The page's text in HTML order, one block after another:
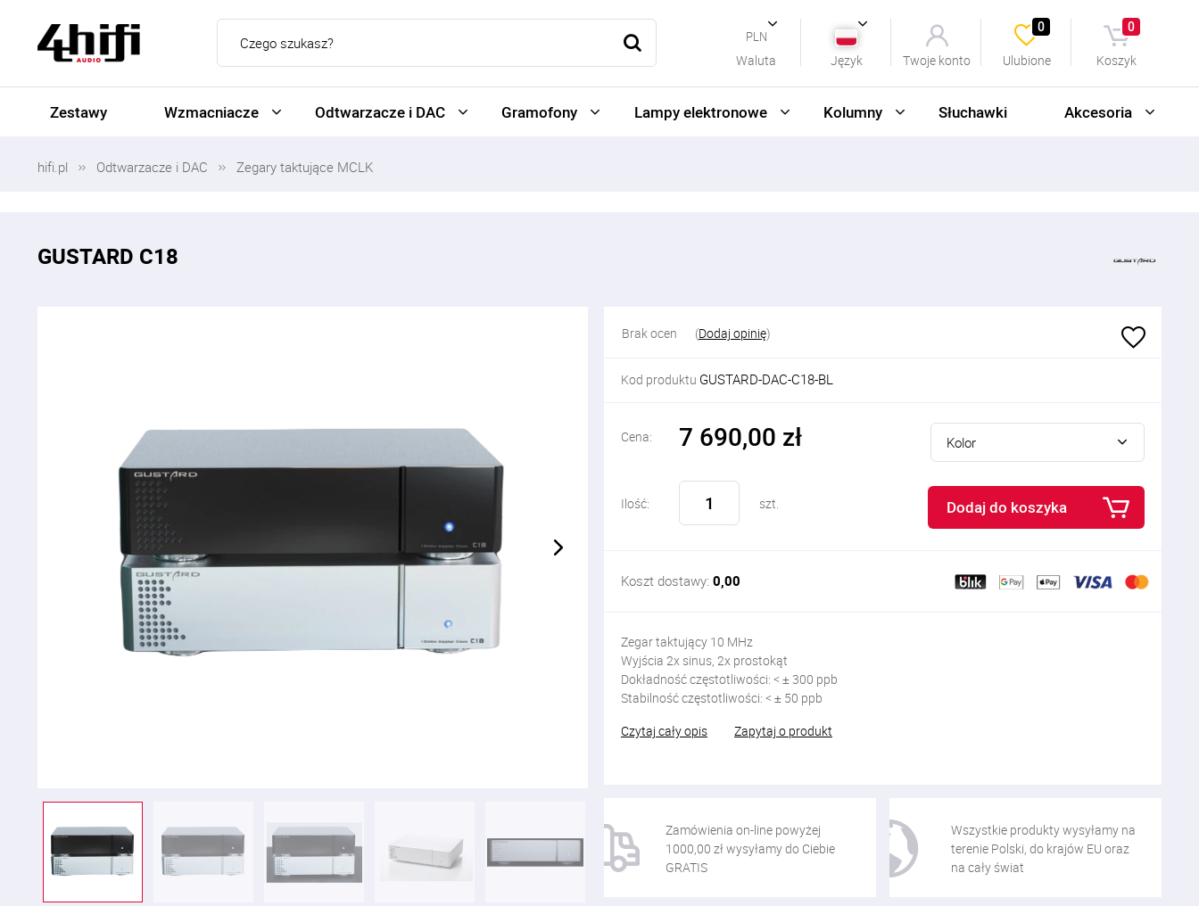
Waluta
PLN
Język Twoje konto Ulubione
0
Koszyk
0
Zestawy Wzmacniacze Odtwarzacze i DAC Gramofony Lampy elektronowe Kolumny Słuchawki Akcesoria
hifi.pl Odtwarzacze i DAC Zegary taktujące MCLK
GUSTARD C18
Brak ocen (Dodaj opinię)
Kod produktu GUSTARD-DAC-C18-BL
Cena: 7 690,00 zł Kolor
Ilość: szt. Dodaj do koszyka
Koszt dostawy: 0,00
Zegar taktujący 10 MHz
Wyjścia 2x sinus, 2x prostokąt
Dokładność częstotliwości: < ± 300 ppb
Stabilność częstotliwości: < ± 50 ppb
Czytaj cały opis
Zapytaj o produkt
Zamówienia on-line powyżej
1000,00 zł wysyłamy do Ciebie
GRATIS
Wszystkie produkty wysyłamy na
terenie Polski, do krajów EU oraz
na cały świat